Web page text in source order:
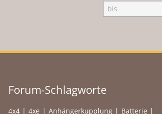
Forum-Schlagworte
4x4 4xe Anhängerkupplung Batterie